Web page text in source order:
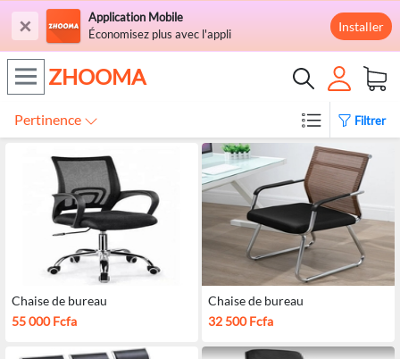
×
Application Mobile
Économisez plus avec l'appli
Installer
ZHOOMA
Pertinence Filtrer
Chaise de bureau
55 000 Fcfa
Chaise de bureau
32 500 Fcfa